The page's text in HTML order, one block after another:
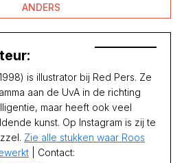
ANDERS
is illustrator bij Red Pers. Ze
aan de UvA in de richting
maar heeft ook veel
kunst. Op Instagram is zij te
Zie alle stukken waar Roos
| Contact: